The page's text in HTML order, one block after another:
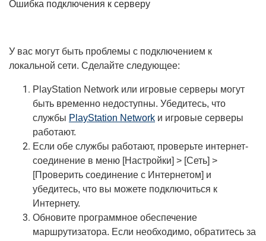
Ошибка подключения к серверу
У вас могут быть проблемы с подключением к
локальной сети. Сделайте следующее:
PlayStation Network или игровые серверы могут
быть временно недоступны. Убедитесь, что
службы PlayStation Network и игровые серверы
работают.
Если обе службы работают, проверьте интернет-
соединение в меню [Настройки] > [Сеть] >
[Проверить соединение с Интернетом] и
убедитесь, что вы можете подключиться к
Интернету.
Обновите программное обеспечение
маршрутизатора. Если необходимо, обратитесь за